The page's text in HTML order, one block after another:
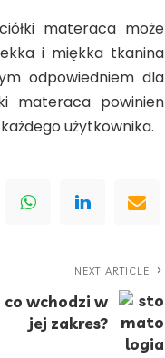
materaca może
i miękka tkanina
odpowiedniem dla
materaca powinien
użytkownika.
NEXT ARTICLE
co wchodzi w
jej zakres?